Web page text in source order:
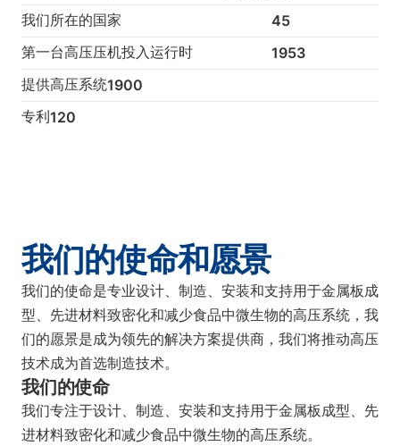
我们所在的国家
45
第一台高压压机投入运行时
1953
提供高压系统1900
专利120
我们的使命和愿景
我们的使命是专业设计、制造、安装和支持用于金属板成
型、先进材料致密化和减少食品中微生物的高压系统，我
们的愿景是成为领先的解决方案提供商，我们将推动高压
技术成为首选制造技术。
我们的使命
我们专注于设计、制造、安装和支持用于金属板成型、先
进材料致密化和减少食品中微生物的高压系统。